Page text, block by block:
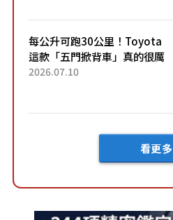
車？...
每公升可跑30公里！Toyota
這款「五門掀背車」真的很厲
害！ 擁有全長4.3公尺的「剛剛
2026.07.10
看更多